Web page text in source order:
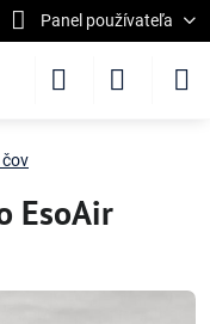
Panel používateľa
čov
EsoAir